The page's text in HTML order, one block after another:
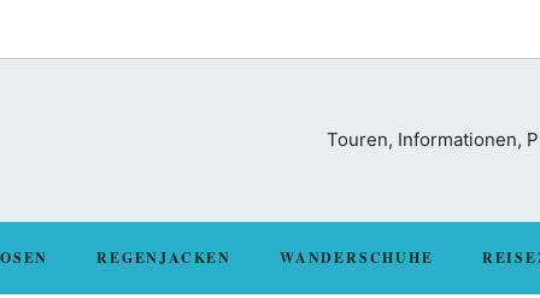
Touren, Informationen,
REGENJACKEN WANDERSCHUHE